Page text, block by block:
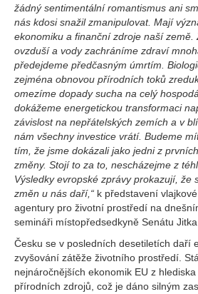
žádný sentimentální romantismus ani
nás kdosi snažil zmanipulovat. Mají
ekonomiku a finanční zdroje naší země.
ovzduší a vody zachráníme zdraví
předejdeme předčasným úmrtím.
zejména obnovou přírodních toků
omezíme dopady sucha na celý
dokážeme energetickou transformaci
závislost na nepřátelských zemích a v
nám všechny investice vrátí. Budeme
tím, že jsme dokázali jako jedni z
změny. Stojí to za to, nescházejme z
Výsledky evropské zprávy prokazují, že
změn u nás daří,“ k představení
agentury pro životní prostředí na
semináři místopředsedkyně Senátu Jitka
Česku se v posledních desetiletích daří
zvyšování zátěže životního prostředí.
nejnáročnějších ekonomik EU z
přírodních zdrojů, což je dáno silným